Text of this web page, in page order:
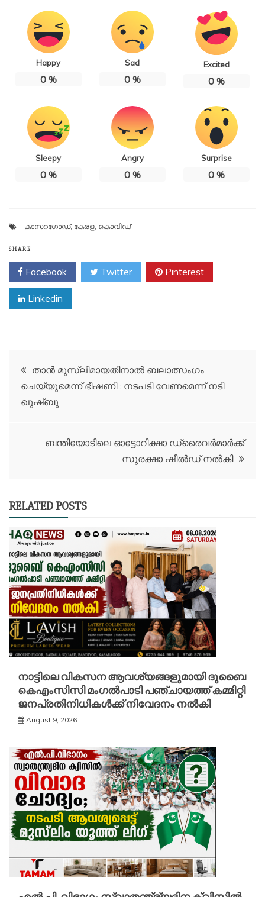
Happy
0%
Sad
0%
Excited
0%
Sleepy
0%
Angry
0%
Surprise
0%
കാസറഗോഡ്, കേരള, കൊവിഡ്
SHARE
Facebook Twitter Pinterest
Linkedin
Post
navigation
താൻ മുസ്ലിമായതിനാൽ ബലാത്സംഗം
ചെയ്യുമെന്ന് ഭീഷണി : നടപടി വേണമെന്ന് നടി
ഖുഷ്ബു
ബന്തിയോടിലെ ഓട്ടോറിക്ഷാ ഡ്രൈവർമാർക്ക്
സുരക്ഷാ ഷീൽഡ് നൽകി
RELATED POSTS
നാട്ടിലെ വികസന ആവശ്യങ്ങളുമായി ദുബൈ
കെഎംസിസി മംഗൽപാടി പഞ്ചായത്ത് കമ്മിറ്റി
ജനപ്രതിനിധികൾക്ക് നിവേദനം നൽകി
August 9, 2026